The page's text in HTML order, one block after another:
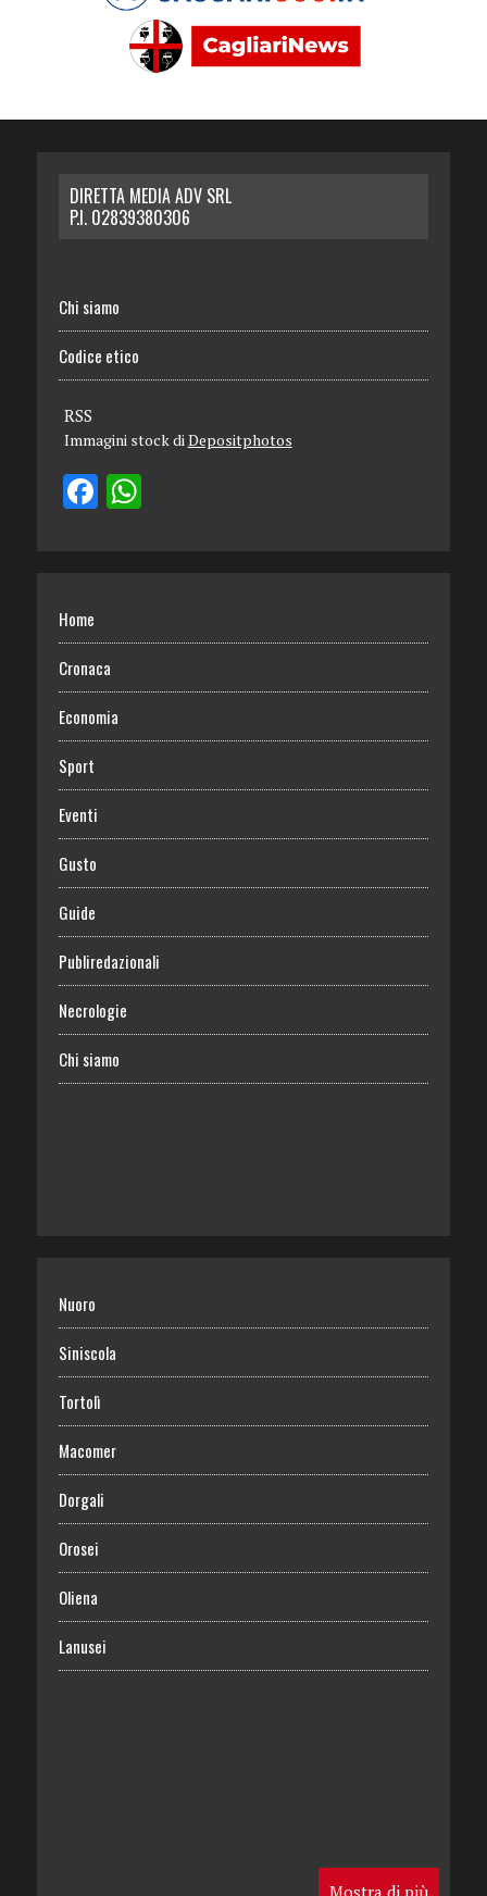
DIRETTA MEDIA ADV SRL
P.I. 02839380306
Chi siamo
Codice etico
RSS
Immagini stock di Depositphotos
Home
Cronaca
Economia
Sport
Eventi
Gusto
Guide
Publiredazionali
Necrologie
Chi siamo
Nuoro
Siniscola
Tortolì
Macomer
Dorgali
Orosei
Oliena
Lanusei
Mostra di più